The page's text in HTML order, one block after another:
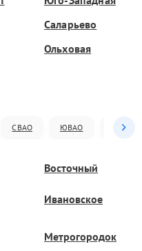
Саларьево
Ольховая
СВАО ЮВАО ЮАО
Восточный
Ивановское
Метрогородок